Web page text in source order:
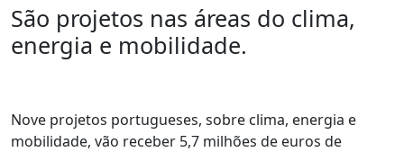
São projetos nas áreas do clima,
energia e mobilidade.
Nove projetos portugueses, sobre clima, energia e
mobilidade, vão receber 5,7 milhões de euros de